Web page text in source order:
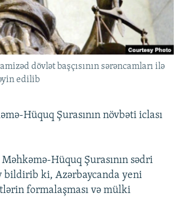
KITABXANASI
STANDARTLARIMIZ
ISTIFADƏ
TELEFONUNUZDA
saytlarıdövlət başçısının sərəncamları ilə
edilib
Hüquq Şurasının növbəti iclası
Məhkəmə-Hüquq Şurasının sədri
bildirib ki, Azərbaycanda yeni
formalaşması və mülki